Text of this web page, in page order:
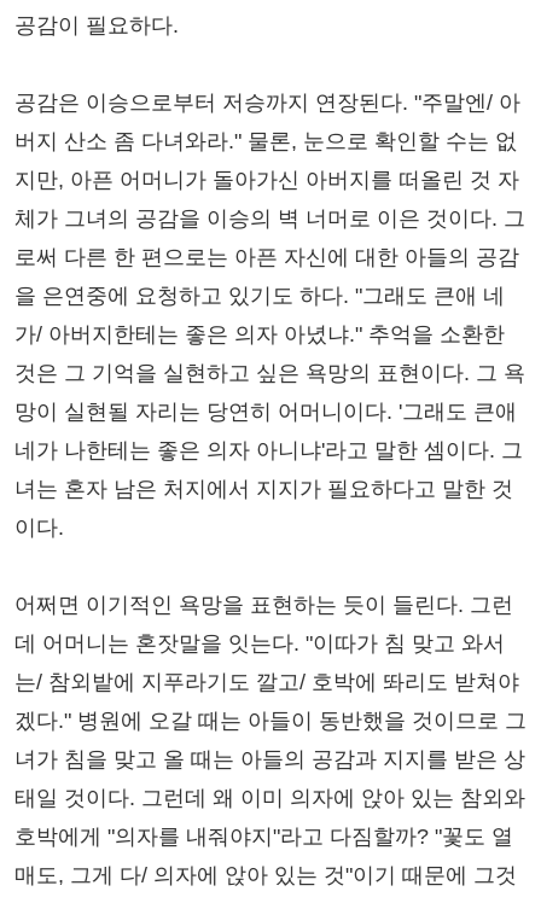
공감이 필요하다.
공감은 이승으로부터 저승까지 연장된다. "주말엔/ 아
버지 산소 좀 다녀와라." 물론, 눈으로 확인할 수는 없
지만, 아픈 어머니가 돌아가신 아버지를 떠올린 것 자
체가 그녀의 공감을 이승의 벽 너머로 이은 것이다. 그
로써 다른 한 편으로는 아픈 자신에 대한 아들의 공감
을 은연중에 요청하고 있기도 하다. "그래도 큰애 네
가/ 아버지한테는 좋은 의자 아녔냐." 추억을 소환한
것은 그 기억을 실현하고 싶은 욕망의 표현이다. 그 욕
망이 실현될 자리는 당연히 어머니이다. '그래도 큰애
네가 나한테는 좋은 의자 아니냐'라고 말한 셈이다. 그
녀는 혼자 남은 처지에서 지지가 필요하다고 말한 것
이다.
어쩌면 이기적인 욕망을 표현하는 듯이 들린다. 그런
데 어머니는 혼잣말을 잇는다. "이따가 침 맞고 와서
는/ 참외밭에 지푸라기도 깔고/ 호박에 똬리도 받쳐야
겠다." 병원에 오갈 때는 아들이 동반했을 것이므로 그
녀가 침을 맞고 올 때는 아들의 공감과 지지를 받은 상
태일 것이다. 그런데 왜 이미 의자에 앉아 있는 참외와
호박에게 "의자를 내줘야지"라고 다짐할까? "꽃도 열
매도, 그게 다/ 의자에 앉아 있는 것"이기 때문에 그것